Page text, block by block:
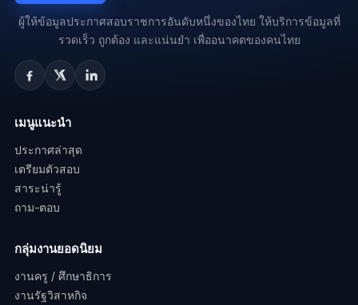
ผู้ให้ข้อมูลประกาศสอบราชการอันดับหนึ่งของไทย ให้บริการข้อมูลที่
รวดเร็ว ถูกต้อง และแน่นยำ เพื่ออนาคตของคนไทย
เมนูแนะนำ
ประกาศล่าสุด
เตรียมตัวสอบ
สาระน่ารู้
ถาม-ตอบ
กลุ่มงานยอดนิยม
งานครู / ศึกษาธิการ
งานรัฐวิสาหกิจ